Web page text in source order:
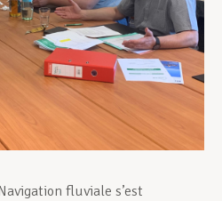
fluviale s’est